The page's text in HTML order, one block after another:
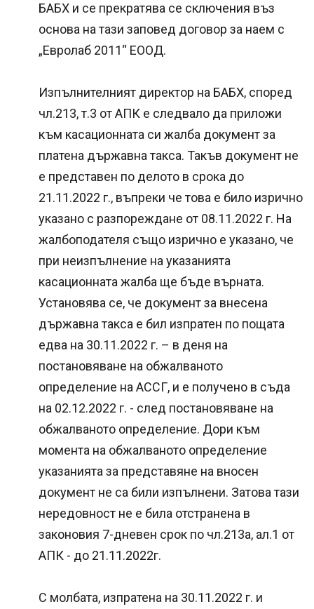
БАБХ и се прекратява се сключения въз
основа на тази заповед договор за наем с
„Евролаб 2011“ ЕООД.
Изпълнителният директор на БАБХ, според
чл.213, т.3 от АПК е следвало да приложи
към касационната си жалба документ за
платена държавна такса. Такъв документ не
е представен по делото в срока до
21.11.2022 г., въпреки че това е било изрично
указано с разпореждане от 08.11.2022 г. На
жалбоподателя също изрично е указано, че
при неизпълнение на указанията
касационната жалба ще бъде върната.
Установява се, че документ за внесена
държавна такса е бил изпратен по пощата
едва на 30.11.2022 г. – в деня на
постановяване на обжалваното
определение на АССГ, и е получено в съда
на 02.12.2022 г. - след постановяване на
обжалваното определение. Дори към
момента на обжалваното определение
указанията за представяне на вносен
документ не са били изпълнени. Затова тази
нередовност не е била отстранена в
законовия 7-дневен срок по чл.213а, ал.1 от
АПК - до 21.11.2022г.
С молбата, изпратена на 30.11.2022 г. и